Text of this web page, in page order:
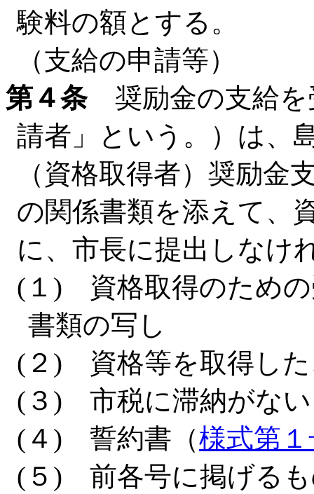
験料の額とする。
（支給の申請等）
第４条奨励金の支給を
請者」という。）は、
（資格取得者）奨励金
の関係書類を添えて、
に、市長に提出しなけ
(１) 資格取得のための
書類の写し
(２) 資格等を取得した
(３) 市税に滞納がな
(４) 誓約書（様式第
(５) 前各号に掲げるも